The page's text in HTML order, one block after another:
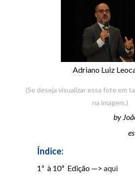
Adriano Luiz
(Se deseja visualizar essa foto em
na imagem.)
by
Índice:
1ª à 10ª Edição —> aqui